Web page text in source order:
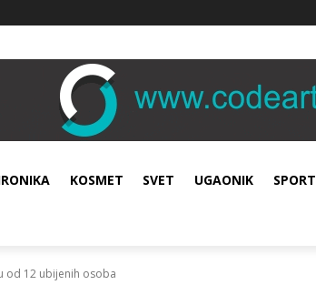
KOSMET SVET UGAONIK SPORT
od 12 ubijenih osoba